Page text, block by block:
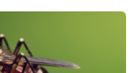
von Millionen Jahren
sticht eine Gruppe heraus,
vorkommt: die